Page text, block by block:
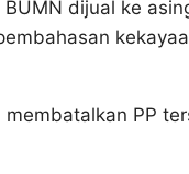
dijual ke
PP